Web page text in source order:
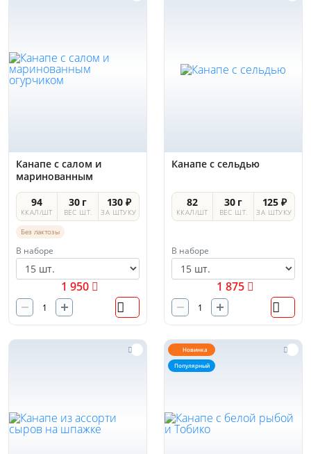
Канапе с салом и
маринованным
огурчиком
94
ККАЛ/ШТ
30 г
ВЕС ШТ.
130 ₽
ЗА ШТУКУ
Без лактозы
В наборе
1 950
Канапе с сельдью
82
ККАЛ/ШТ
30 г
ВЕС ШТ.
125 ₽
ЗА ШТУКУ
В наборе
1 875
Новинка
Популярный